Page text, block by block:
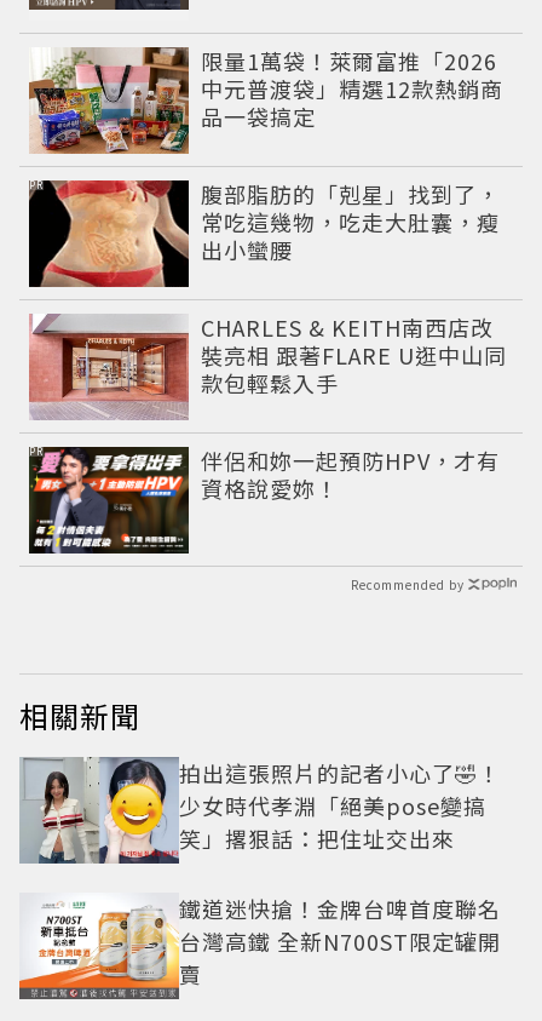
限量1萬袋！萊爾富推「2026
中元普渡袋」精選12款熱銷商
品一袋搞定
腹部脂肪的「剋星」找到了，
常吃這幾物，吃走大肚囊，瘦
出小蠻腰
PR
CHARLES & KEITH南西店改
裝亮相 跟著FLARE U逛中山同
款包輕鬆入手
伴侶和妳一起預防HPV，才有
資格說愛妳！
PR
Recommended by
相關新聞
拍出這張照片的記者小心了🤣！
少女時代孝淵「絕美pose變搞
笑」撂狠話：把住址交出來
鐵道迷快搶！金牌台啤首度聯名
台灣高鐵 全新N700ST限定罐開
賣